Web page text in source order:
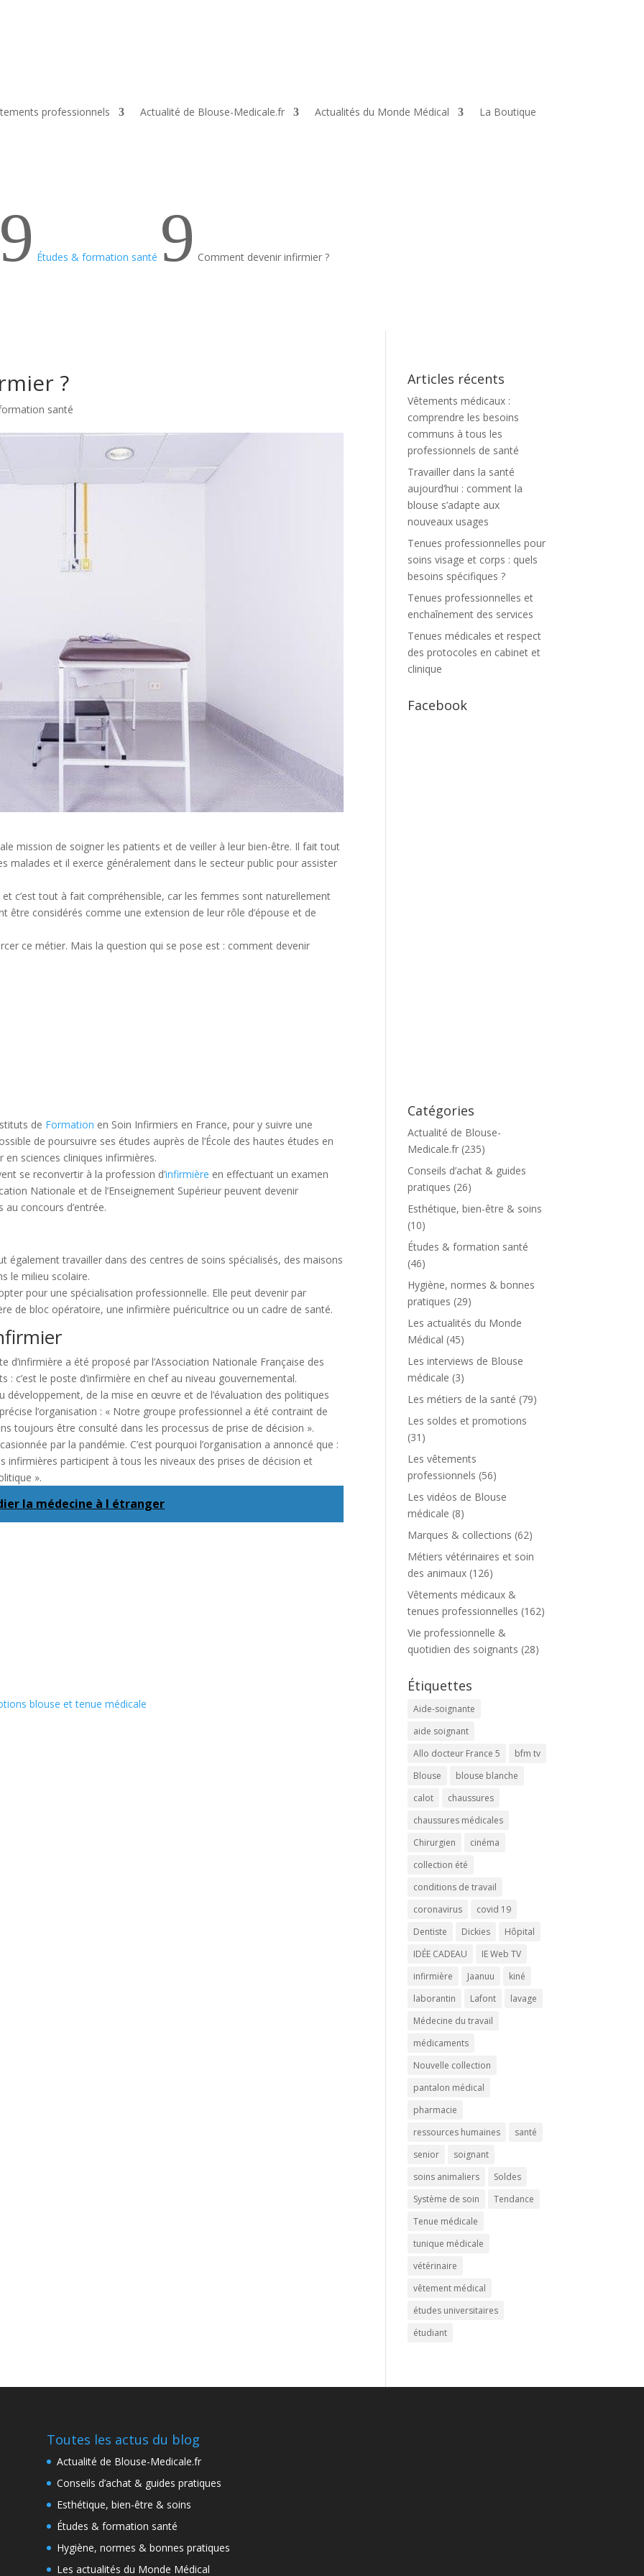
professionnels Actualité de Blouse-Medicale.fr Actualités du Monde Médical La Boutique
9 Études & formation santé 9 Comment devenir infirmier ?
?
santé
mission de soigner les patients et de veiller à leur bien-être. Il fait tout
malades et il exerce généralement dans le secteur public pour assister
c’est tout à fait compréhensible, car les femmes sont naturellement
être considérés comme une extension de leur rôle d’épouse et de
ce métier. Mais la question qui se pose est : comment devenir
de Formation en Soin Infirmiers en France, pour y suivre une
de poursuivre ses études auprès de l’École des hautes études en
sciences cliniques infirmières.
se reconvertir à la profession d’infirmière en effectuant un examen
Nationale et de l’Enseignement Supérieur peuvent devenir
concours d’entrée.
également travailler dans des centres de soins spécialisés, des maisons
le milieu scolaire.
pour une spécialisation professionnelle. Elle peut devenir par
de bloc opératoire, une infirmière puéricultrice ou un cadre de santé.
d’infirmière a été proposé par l’Association Nationale Française des
c’est le poste d’infirmière en chef au niveau gouvernemental.
de la mise en œuvre et de l’évaluation des politiques
l’organisation : « Notre groupe professionnel a été contraint de
toujours être consulté dans les processus de prise de décision ».
par la pandémie. C’est pourquoi l’organisation a annoncé que :
infirmières participent à tous les niveaux des prises de décision et
».
la médecine à l étranger
blouse et tenue médicale
Articles récents
Vêtements médicaux :
comprendre les besoins
communs à tous les
professionnels de santé
Travailler dans la santé
aujourd’hui : comment la
blouse s’adapte aux
nouveaux usages
Tenues professionnelles pour
soins visage et corps : quels
besoins spécifiques ?
Tenues professionnelles et
enchaînement des services
Tenues médicales et respect
des protocoles en cabinet et
clinique
Facebook
Catégories
Actualité de Blouse-
Medicale.fr (235)
Conseils d’achat & guides
pratiques (26)
Esthétique, bien-être & soins
(10)
Études & formation santé
(46)
Hygiène, normes & bonnes
pratiques (29)
Les actualités du Monde
Médical (45)
Les interviews de Blouse
médicale (3)
Les métiers de la santé (79)
Les soldes et promotions
(31)
Les vêtements
professionnels (56)
Les vidéos de Blouse
médicale (8)
Marques & collections (62)
Métiers vétérinaires et soin
des animaux (126)
Vêtements médicaux &
tenues professionnelles (162)
Vie professionnelle &
quotidien des soignants (28)
Étiquettes
Aide-soignante
aide soignant
Allo docteur France 5
bfm tv
Blouse
blouse blanche
calot
chaussures
chaussures médicales
Chirurgien
cinéma
collection été
conditions de travail
coronavirus
covid 19
Dentiste
Dickies
Hôpital
IDÉE CADEAU
IE Web TV
infirmière
Jaanuu
kiné
laborantin
Lafont
lavage
Médecine du travail
médicaments
Nouvelle collection
pantalon médical
pharmacie
ressources humaines
santé
senior
soignant
soins animaliers
Soldes
Système de soin
Tendance
Tenue médicale
tunique médicale
vétérinaire
vêtement médical
études universitaires
étudiant
Toutes les actus du blog
Actualité de Blouse-Medicale.fr
Conseils d’achat & guides pratiques
Esthétique, bien-être & soins
Études & formation santé
Hygiène, normes & bonnes pratiques
Les actualités du Monde Médical